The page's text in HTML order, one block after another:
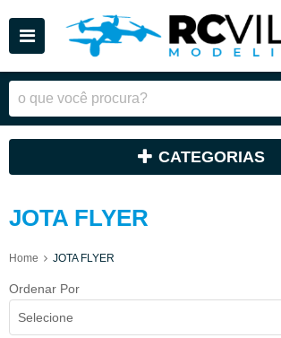
CATEGORIAS
JOTA FLYER
Home JOTA FLYER
Ordenar Por
Selecione